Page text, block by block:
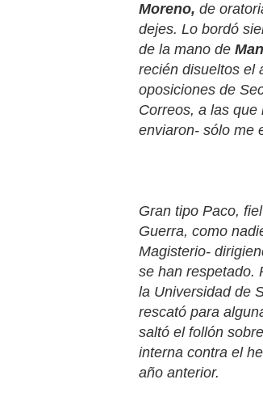
Moreno, de
dejes. Lo bordó
de la mano de
recién disueltos el
oposiciones de
Correos, a las
enviaron- sólo me
Gran tipo Paco,
Guerra, como
Magisterio-
se han respetado.
la Universidad de
rescató para
saltó el follón
interna contra el
año anterior.